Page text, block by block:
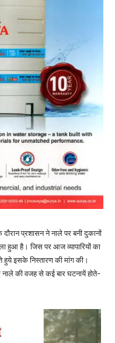
प्रशासन ने नाले पर बनी दुकानों
हुआ है। जिस पर आज व्यापारियों का
हुये इसके निस्तारण की मांग की।
की वजह से कई बार घटनायें होते-